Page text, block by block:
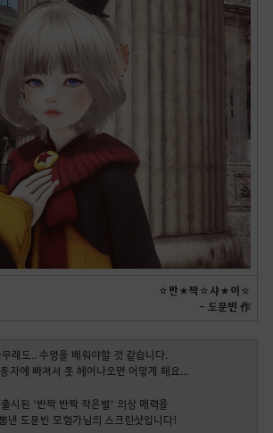
☆반★짝☆샤★이☆
- 도문빈 作
무래도.. 수영을 배워야할 것 같습니다.
자에 빠져서 못 헤어나오면 어떻게 해요...
시된 ‘반짝 반짝 작은별’ 의상 매력을
낸 도문빈 모험가님의 스크린샷입니다!